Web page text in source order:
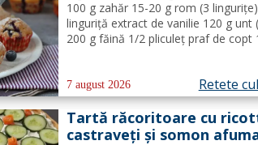
100 g zahăr 15-20 g rom (3
linguriță extract de vanilie 120 g unt
200 g făină 1/2 pliculeț praf de copt
Se adaugă untul topit, făina și praful
7 august 2026 Retete
Tartă răcoritoare cu
castraveți și somon